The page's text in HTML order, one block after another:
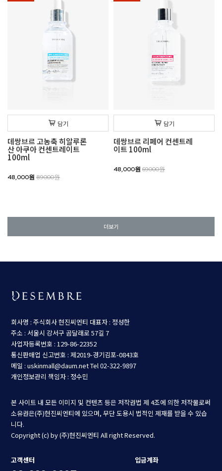
담기
데쌍브르 고농축 히알루론
산 아쿠아 컨센트레이트
100ml
48,000원 89000원
담기
데쌍브르 리페어 컨센트레
이트 100ml
48,000원 69000원
더보기
회사명 : 주식회사 현진씨엔티 대표자 : 정성한
주소 : 서울시 강서구 곰달래로 57길 7
사업자등록번호 : 129-86-22352
통신판매업 신고번호 : 제2019-경기김포-0843호
메일 : uskinmall@daum.netTel 02-322-9897
개인정보관리 책임자 : 정수민
본 사이트 내 모든 이미지 및 컨텐츠 등은 저작권법 제 4조에 의한 저작물로써
소유권은(주)현진씨엔티에 있으며, 무단 도용시 법적인 제재를 받을 수 있습
니다.
Copyright (c) by (주)현진씨엔티 All right Reserved.
고객센터
입금계좌